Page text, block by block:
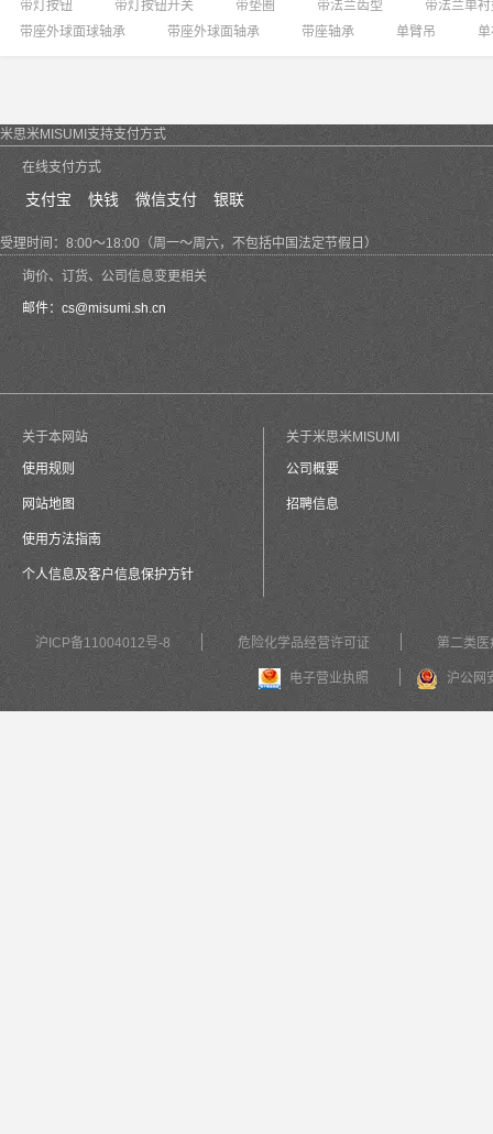
带灯按钮 带灯按钮开关 带垫圈 带法兰齿型
带法兰单
带座外球面球轴承
带座外球面轴承 带座轴承 单臂吊
米思米MISUMI支持支付方式
在线支付方式
支付宝 快钱 微信支付 银联
受理时间：8:00～18:00（周一～周六，不包括中国法定节假日）
询价、订货、公司信息变更相关
邮件： cs@misumi.sh.cn
关于本网站
使用规则
网站地图
使用方法指南
个人信息及客户信息保护方针
关于米思米MISUMI
公司概要
招聘信息
沪ICP备11004012号-8 危险化学品经营许可证 第二类医
电子营业执照 沪公网